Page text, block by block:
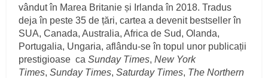
vândut în Marea Britanie și Irlanda în 2018. Tradus
deja în peste 35 de țări, cartea a devenit bestseller în
SUA, Canada, Australia, Africa de Sud, Olanda,
Portugalia, Ungaria, aflându-se în topul unor publicații
prestigioase caSunday Times,New York
Times,Sunday Times, Saturday Times, The Northern